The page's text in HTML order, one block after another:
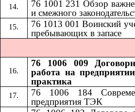
76 1001 231 ​​Обзор
и смежного
76 1013 ​​001 ​​Воинский
пребывающих в запасе
76 1006 009
работа на
практика
76 1006 184​​
предприятия ТЭК